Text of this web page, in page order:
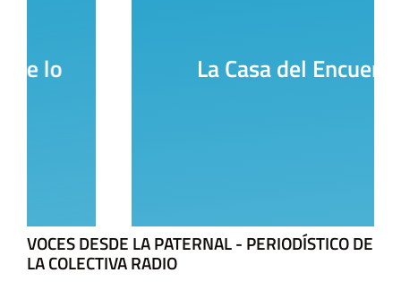
La Casa del Encuentro
VOCES DESDE LA PATERNAL - PERIODÍSTICO DE
LA COLECTIVA RADIO